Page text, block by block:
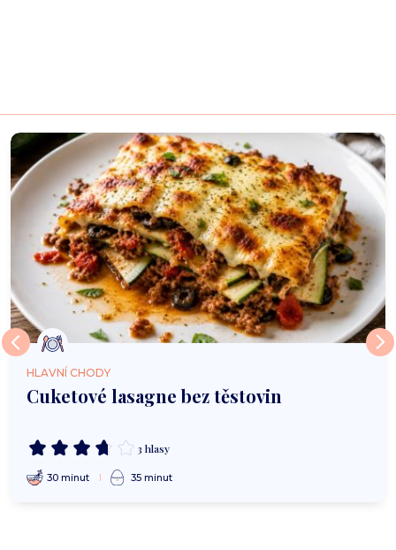
HLAVNÍ CHODY
Cuketové lasagne bez těstovin
3 hlasy
30 minut 35 minut